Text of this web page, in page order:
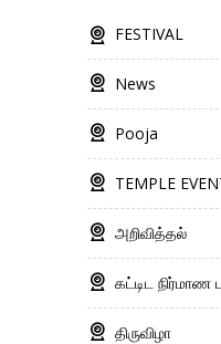
FESTIVAL
News
Pooja
TEMPLE
அறிவித்தல்
கட்டிட
திருவிழா